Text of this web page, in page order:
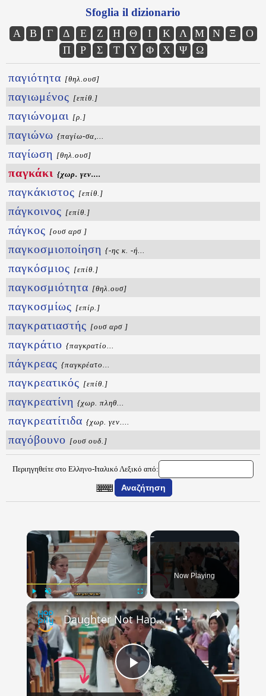
Sfoglia il dizionario
Α Β Γ Δ Ε Ζ Η Θ Ι Κ Λ Μ Ν Ξ
Ο
Π
Ρ Σ Τ Υ Φ Χ Ψ Ω
παγιότητα [θηλ.ουσ]
παγιωμένος [επίθ.]
παγιώνομαι [ρ.]
παγιώνω {παγίω-σα,...
παγίωση [θηλ.ουσ]
παγκάκι {χωρ. γεν....
παγκάκιστος [επίθ.]
πάγκοινος [επίθ.]
πάγκος [ουσ αρσ ]
παγκοσμιοποίηση {-ης κ. -ή...
παγκόσμιος [επίθ.]
παγκοσμιότητα [θηλ.ουσ]
παγκοσμίως [επίρ.]
παγκρατιαστής [ουσ αρσ ]
παγκράτιο {παγκρατίο...
πάγκρεας {παγκρέατο...
παγκρεατικός [επίθ.]
παγκρεατίνη {χωρ. πληθ...
παγκρεατίτιδα {χωρ. γεν....
παγόβουνο [ουσ ουδ.]
Περιηγηθείτε στο Ελληνο-Ιταλικό Λεξικό από:
×
Unmute Fullscreen
Now Playing
×
Play
Daughter Not Happy With Mom And Dad's Wedding Kiss